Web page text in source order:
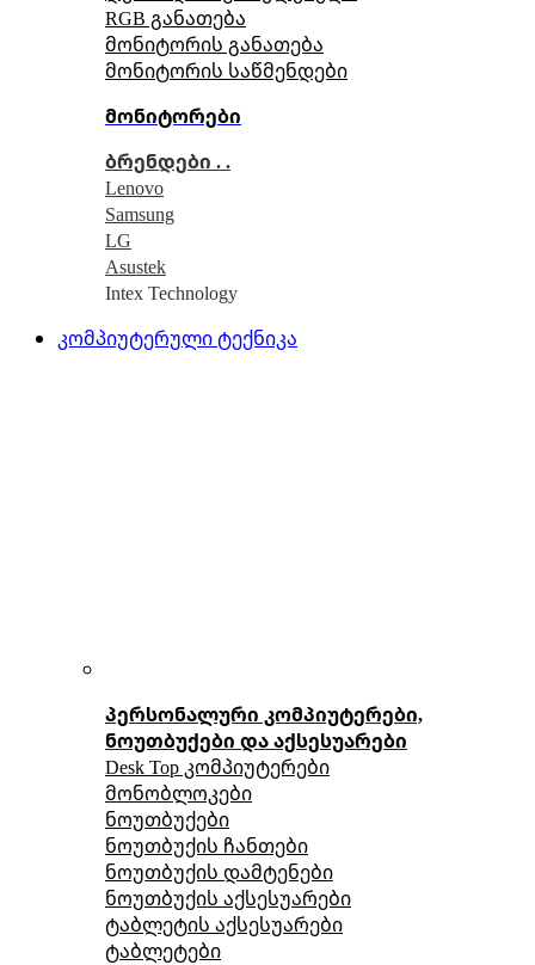
RGB განათება
მონიტორის განათება
მონიტორის საწმენდები
მონიტორები
ბრენდები . .
Lenovo
Samsung
LG
Asustek
Intex Technology
კომპიუტერული ტექნიკა
პერსონალური კომპიუტერები,
ნოუთბუქები და აქსესუარები
Desk Top კომპიუტერები
მონობლოკები
ნოუთბუქები
ნოუთბუქის ჩანთები
ნოუთბუქის დამტენები
ნოუთბუქის აქსესუარები
ტაბლეტის აქსესუარები
ტაბლეტები